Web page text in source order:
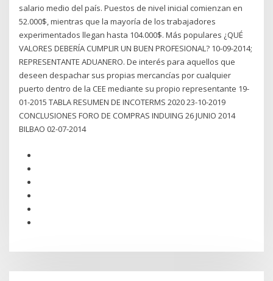
salario medio del país. Puestos de nivel inicial comienzan en
52.000$, mientras que la mayoría de los trabajadores
experimentados llegan hasta 104.000$. Más populares ¿QUÉ
VALORES DEBERÍA CUMPLIR UN BUEN PROFESIONAL? 10-09-2014;
REPRESENTANTE ADUANERO. De interés para aquellos que
deseen despachar sus propias mercancías por cualquier
puerto dentro de la CEE mediante su propio representante 19-
01-2015 TABLA RESUMEN DE INCOTERMS 2020 23-10-2019
CONCLUSIONES FORO DE COMPRAS INDUING 26 JUNIO 2014
BILBAO 02-07-2014